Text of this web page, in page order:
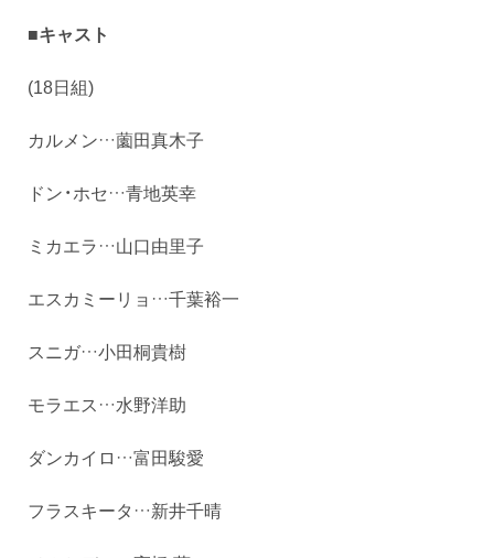
■キャスト
(18日組)
カルメン…薗田真木子
ドン・ホセ…青地英幸
ミカエラ…山口由里子
エスカミーリョ…千葉裕一
スニガ…小田桐貴樹
モラエス…水野洋助
ダンカイロ…富田駿愛
フラスキータ…新井千晴